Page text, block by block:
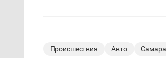
Происшествия Авто Самара